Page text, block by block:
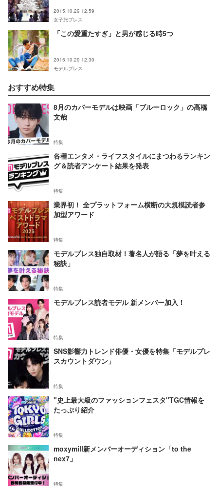
2015.10.29 12:59
女子旅プレス
「この愛重たすぎ」と男が感じる時5つ
2015.10.29 12:30
モデルプレス
おすすめ特集
8月のカバーモデルは映画「ブルーロック」の高橋
文哉
特集
各種エンタメ・ライフスタイルにまつわるランキン
グ＆読者アンケート結果を発表
特集
業界初！ 全プラットフォーム横断の大規模読者参
加型アワード
特集
モデルプレス独自取材！著名人が語る「夢を叶える
秘訣」
特集
モデルプレス読者モデル 新メンバー加入！
特集
SNS影響力トレンド俳優・女優を特集「モデルプレ
スカウントダウン」
特集
"史上最大級のファッションフェスタ"TGC情報を
たっぷり紹介
特集
moxymill新メンバーオーディション「to the
nex7」
特集